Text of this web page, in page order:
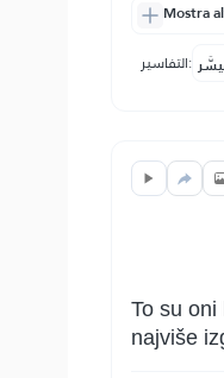
Mostra
التفاسير:
To su
najviše